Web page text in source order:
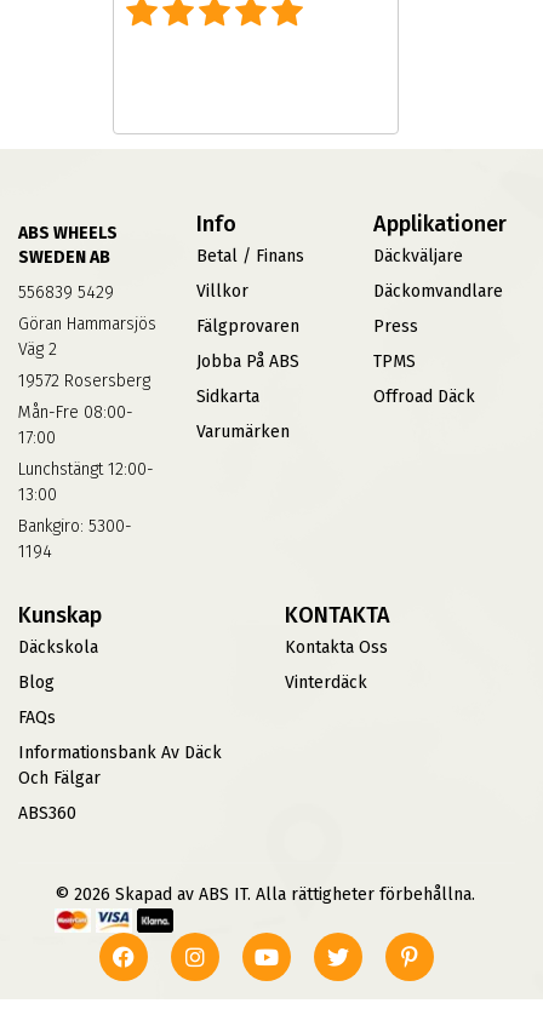
ABS WHEELS
SWEDEN AB
556839 5429
Göran Hammarsjös
Väg 2
19572 Rosersberg
Mån-Fre 08:00-
17:00
Lunchstängt 12:00-
13:00
Bankgiro: 5300-
1194
Info
Betal / Finans
Villkor
Fälgprovaren
Jobba På ABS
Sidkarta
Varumärken
Applikationer
Däckväljare
Däckomvandlare
Press
TPMS
Offroad Däck
Kunskap
Däckskola
Blog
FAQs
Informationsbank Av Däck
Och Fälgar
ABS360
KONTAKTA
Kontakta Oss
Vinterdäck
© 2026 Skapad av ABS IT. Alla rättigheter förbehållna.